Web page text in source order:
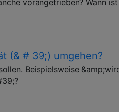
vorangetrieben? Wann ist
(& # 39;) umgehen?
Beispielsweise